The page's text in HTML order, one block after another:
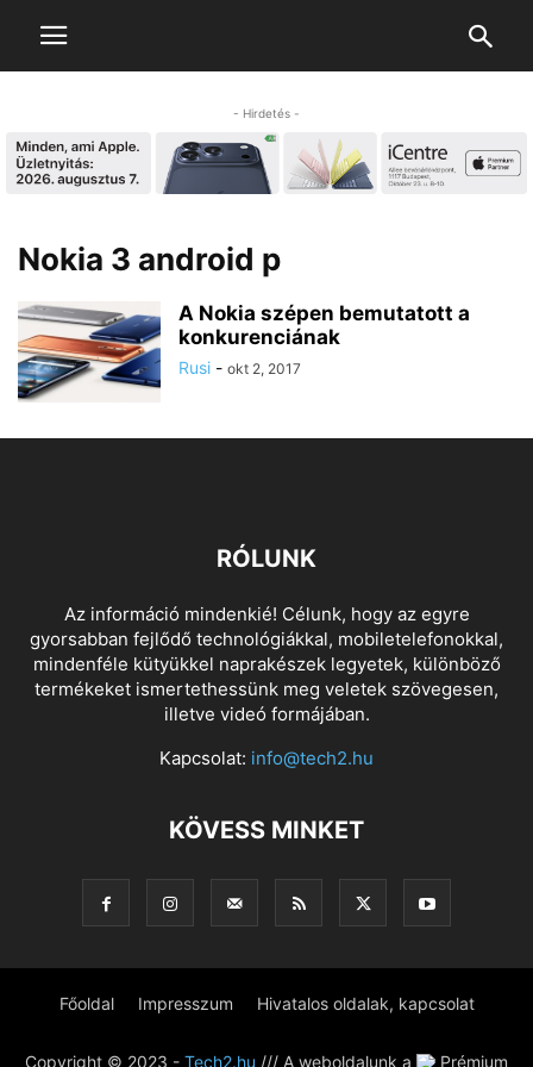
- Hirdetés -
Nokia 3 android p
A Nokia szépen bemutatott a
konkurenciának
Rusi - okt 2, 2017
RÓLUNK
Az információ mindenkié! Célunk, hogy az egyre
gyorsabban fejlődő technológiákkal, mobiletelefonokkal,
mindenféle kütyükkel naprakészek legyetek, különböző
termékeket ismertethessünk meg veletek szövegesen,
illetve videó formájában.
Kapcsolat: info@tech2.hu
KÖVESS MINKET
Főoldal Impresszum Hivatalos oldalak, kapcsolat
Copyright © 2023 - Tech2.hu /// A weboldalunk a Prémium